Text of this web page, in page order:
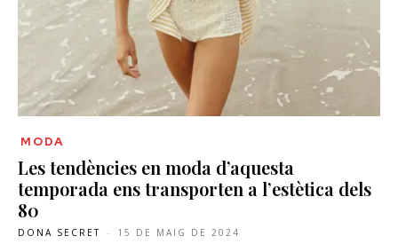
MODA
Les tendències en moda d’aquesta
temporada ens transporten a l’estètica dels
80
DONA SECRET - 15 DE MAIG DE 2024